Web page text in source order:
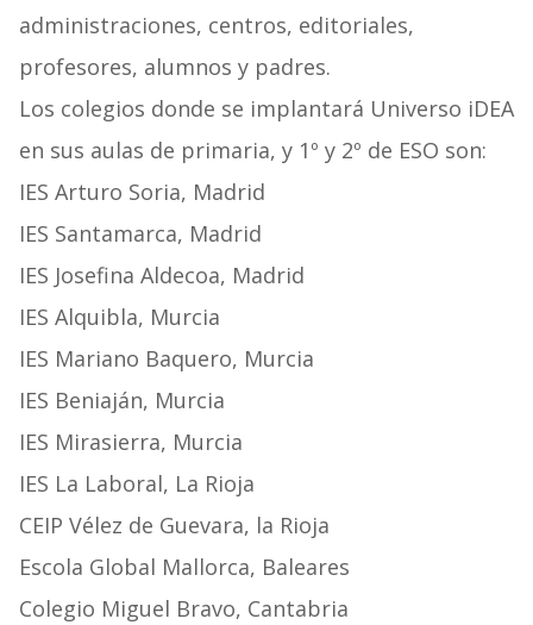
administraciones, centros, editoriales,
profesores, alumnos y padres.
Los colegios donde se implantará Universo iDEA
en sus aulas de primaria, y 1º y 2º de ESO son:
IES Arturo Soria, Madrid
IES Santamarca, Madrid
IES Josefina Aldecoa, Madrid
IES Alquibla, Murcia
IES Mariano Baquero, Murcia
IES Beniaján, Murcia
IES Mirasierra, Murcia
IES La Laboral, La Rioja
CEIP Vélez de Guevara, la Rioja
Escola Global Mallorca, Baleares
Colegio Miguel Bravo, Cantabria